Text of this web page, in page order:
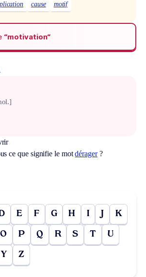
cause motif
“motivation“
ce que signifie le motdérager?
E F G H I J K
O P Q R S T U
Y Z